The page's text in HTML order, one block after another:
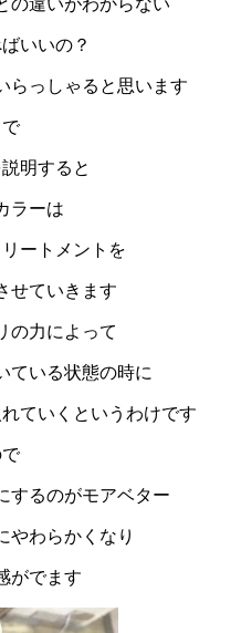
いいの？
らっしゃると思います
明すると
ラーは
ートメントを
せていきます
の力によって
ている状態の時に
ていくというわけです
するのがモアベター
やわらかくなり
がでます